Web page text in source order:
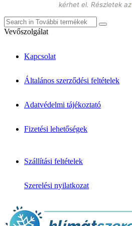
kérhet el. Részletek az
Vevőszolgálat
Kapcsolat
Általános szerződési feltételek
Adatvédelmi tájékoztató
Fizetési lehetőségek
Szállítási feltételek
Szerelési nyilatkozat